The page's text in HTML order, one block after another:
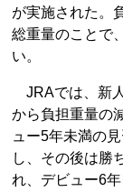
が実施された。
総重量のことで
い。
JRAでは、新
から負担重量の
ュー5年未満の
し、その後は勝
れ、デビュー6